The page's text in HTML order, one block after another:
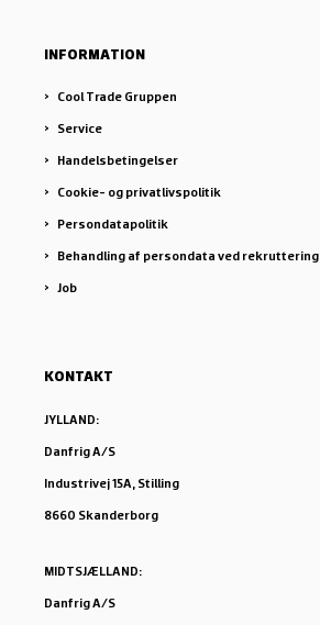
INFORMATION
Cool Trade Gruppen
Service
Handelsbetingelser
Cookie- og privatlivspolitik
Persondatapolitik
Behandling af persondata ved rekruttering
Job
KONTAKT
JYLLAND:
Danfrig A/S
Industrivej 15A, Stilling
8660 Skanderborg
MIDTSJÆLLAND:
Danfrig A/S